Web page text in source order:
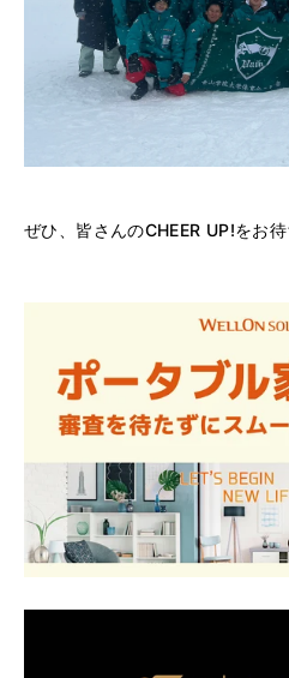
ぜひ、皆さんのCHEER UP!をお